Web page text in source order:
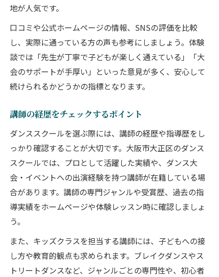
地が人気です。
口コミや公式ホームページの情報、SNSの評価を比較
し、実際に通っている方の声も参考にしましょう。体験
談では「先生が丁寧で子どもが楽しく通えている」「大
会のサポートが手厚い」といった意見が多く、安心して
続けられるかどうかの指標となります。
講師の経歴をチェックするポイント
ダンススクールを選ぶ際には、講師の経歴や指導歴をし
っかり確認することが大切です。大阪市大正区のダンス
スクールでは、プロとして活躍した実績や、ダンス大
会・イベントへの出演経験を持つ講師が在籍している場
合があります。講師の専門ジャンルや受賞歴、過去の指
導実績をホームページや体験レッスン時に確認しましょ
う。
また、キッズクラスを担当する講師には、子どもへの接
し方や教育的観点も求められます。ブレイクダンスやス
トリートダンスなど、ジャンルごとの専門性や、初心者